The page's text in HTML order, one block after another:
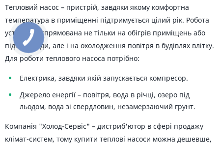
Тепловий насос – пристрій, завдяки якому комфортна
температура в приміщенні підтримується цілий рік. Робота
установок спрямована не тільки на обігрів приміщень або
підігрів води, але і на охолодження повітря в будівлях влітку.
Для роботи теплового насоса потрібно:
Електрика, завдяки якій запускається компресор.
Джерело енергії – повітря, вода в річці, озеро під
льодом, вода зі свердловин, незамерзаючий грунт.
Компанія "Холод-Сервіс" – дистриб'ютор в сфері продажу
клімат-систем, тому купити теплові насоси можна дешевше,